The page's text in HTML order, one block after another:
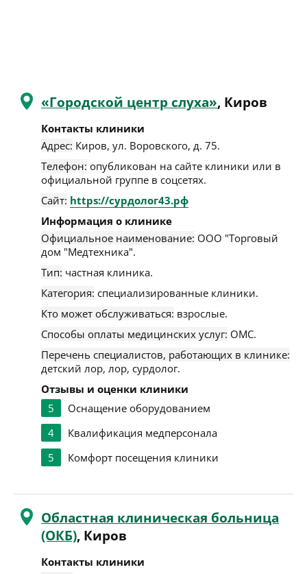
«Городской центр слуха», Киров
Контакты клиники
Адрес: Киров, ул. Воровского, д. 75.
Телефон: опубликован на сайте клиники или в
официальной группе в соцсетях.
Сайт: https://сурдолог43.рф
Информация о клинике
Официальное наименование: ООО "Торговый
дом "Медтехника".
Тип: частная клиника.
Категория: специализированные клиники.
Кто может обслуживаться: взрослые.
Способы оплаты медицинских услуг: ОМС.
Перечень специалистов, работающих в клинике:
детский лор, лор, сурдолог.
Отзывы и оценки клиники
5
Оснащение оборудованием
4
Квалификация медперсонала
5
Комфорт посещения клиники
Областная клиническая больница
(ОКБ), Киров
Контакты клиники